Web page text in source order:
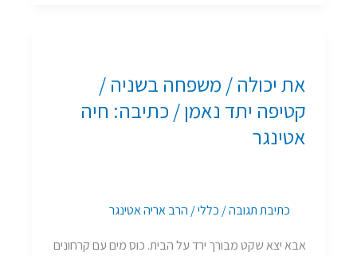
את יכולה / משפחה בשניה /
קטיפה יתד נאמן / כתיבה: חיה
אטינגר
כתיבת תגובה/ כללי/ הרב אריה אטינגר
אבא יצא שקט מבורך ירד על הבית. כוס מים עם קרחונים
/
משפחה
בשניה
/
נאמן